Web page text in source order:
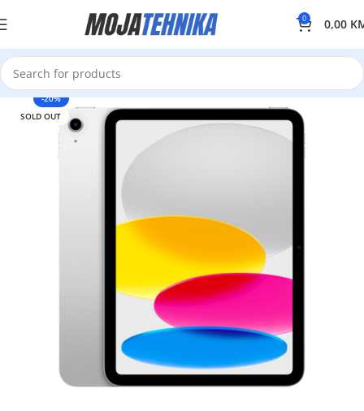
0 0,00
-20%
SOLD OUT